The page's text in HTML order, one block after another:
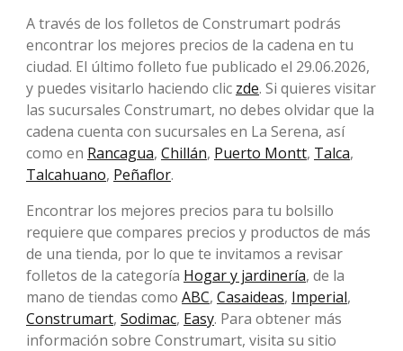
A través de los folletos de Construmart podrás
encontrar los mejores precios de la cadena en tu
ciudad. El último folleto fue publicado el 29.06.2026,
y puedes visitarlo haciendo clic zde. Si quieres visitar
las sucursales Construmart, no debes olvidar que la
cadena cuenta con sucursales en La Serena, así
como en Rancagua, Chillán, Puerto Montt, Talca,
Talcahuano, Peñaflor.
Encontrar los mejores precios para tu bolsillo
requiere que compares precios y productos de más
de una tienda, por lo que te invitamos a revisar
folletos de la categoría Hogar y jardinería, de la
mano de tiendas como ABC, Casaideas, Imperial,
Construmart, Sodimac, Easy. Para obtener más
información sobre Construmart, visita su sitio